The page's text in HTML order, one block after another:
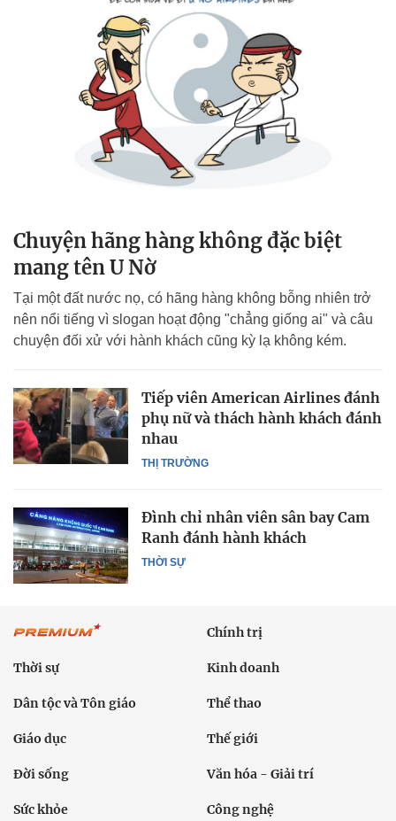
Chuyện hãng hàng không đặc biệt
mang tên U Nờ
Tại một đất nước nọ, có hãng hàng không bỗng nhiên trở
nên nổi tiếng vì slogan hoạt động "chẳng giống ai" và câu
chuyện đối xử với hành khách cũng kỳ lạ không kém.
THỊ TRƯỜNG
Tiếp viên American Airlines đánh
phụ nữ và thách hành khách đánh
nhau
THỜI SỰ
Đình chỉ nhân viên sân bay Cam
Ranh đánh hành khách
Chính trị
Thời sự Kinh doanh
Dân tộc và Tôn giáo Thể thao
Giáo dục Thế giới
Đời sống Văn hóa - Giải trí
Sức khỏe Công nghệ